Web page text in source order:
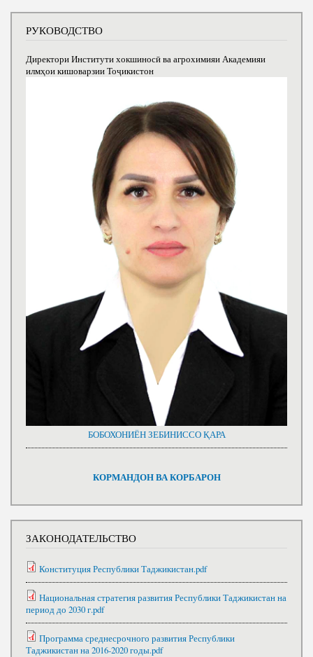
РУКОВОДСТВО
Директори Институти хокшиносӣ ва агрохимияи Академияи
илмҳои кишоварзии Тоҷикистон
БОБОХОНИЁН ЗЕБИНИССО ҚАРА
КОРМАНДОН ВА КОРБАРОН
ЗАКОНОДАТЕЛЬСТВО
Конституция Республики Таджикистан.pdf
Национальная стратегия развития Республики Таджикистан на
период до 2030 г.pdf
Программа среднесрочного развития Республики
Таджикистан на 2016-2020 годы.pdf